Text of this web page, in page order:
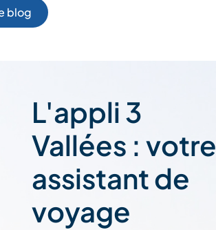
blog
L'appli 3
Vallées : votre
assistant de
voyage